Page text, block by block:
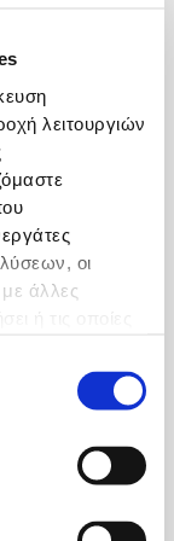
λειτουργιών
οι
άλλες
με συρραφή
τοποθέτηση
επιπλόου.
αφαίρεση
του
του
οποίοι δεν
με ασφάλεια
μπορεί να
εκπυρήνιση,